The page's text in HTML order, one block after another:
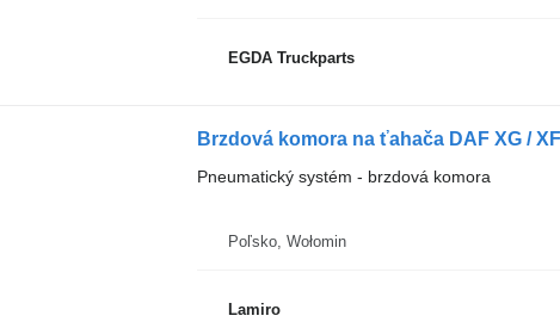
EGDA Truckparts
Brzdová komora na ťahača DAF XG / XF
Pneumatický systém - brzdová komora
Poľsko, Wołomin
Lamiro